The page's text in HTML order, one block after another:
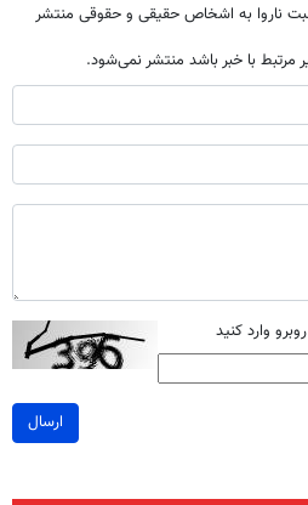
ناروا به اشخاص حقیقی و حقوقی منتشر
مرتبط با خبر باشد منتشر نمی‌شود.
وارد کنید
ارسال